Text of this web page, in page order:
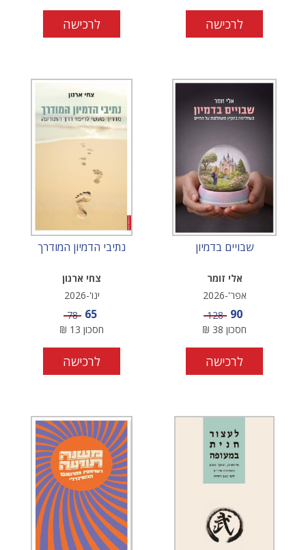
לרכישה לרכישה
שבויים בדמיון
אלי זומר
אפר'-2026
מחיר מבצע
90 מחיר
128
חסכון 38
₪
לרכישה
נתיבי הדמיון המודרך
צחי ארנון
ינו'-2026
מחיר מבצע
65 מחיר
78
חסכון 13
₪
לרכישה